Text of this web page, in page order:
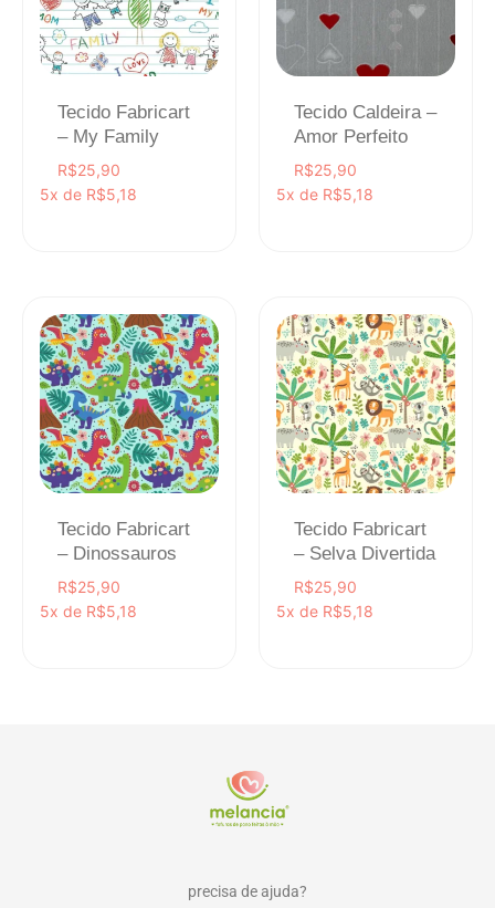
Tecido Fabricart
– My Family
R$25,90
5x de R$5,18
Tecido Caldeira –
Amor Perfeito
R$25,90
5x de R$5,18
Tecido Fabricart
– Dinossauros
R$25,90
5x de R$5,18
Tecido Fabricart
– Selva Divertida
R$25,90
5x de R$5,18
precisa de ajuda?